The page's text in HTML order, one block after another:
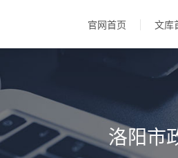
官网首页 文库
洛阳市